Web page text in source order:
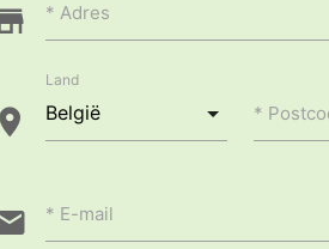
Adres
Land
E-mail